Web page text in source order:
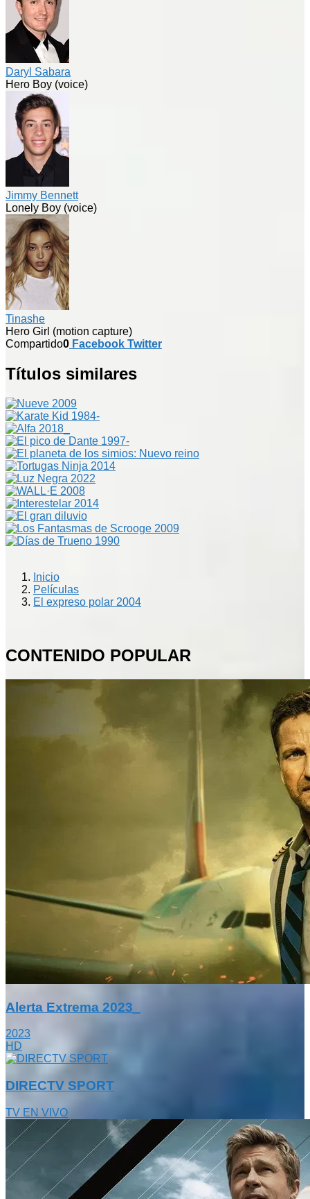
Daryl Sabara
Hero Boy (voice)
Jimmy Bennett
Lonely Boy (voice)
Tinashe
Hero Girl (motion capture)
Compartido0 Facebook Twitter
Títulos similares
Inicio
Películas
El expreso polar 2004
CONTENIDO POPULAR
Alerta Extrema 2023_
2023
HD
DIRECTV SPORT
TV EN VIVO